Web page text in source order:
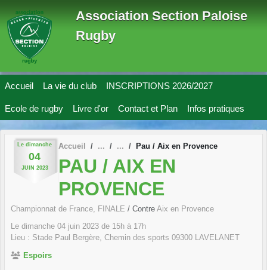
Association Section Paloise
Rugby
Accueil La vie du club INSCRIPTIONS 2026/2027
Ecole de rugby Livre d'or Contact et Plan Infos pratiques
Le dimanche
04
JUIN 2023
Accueil Pau / Aix en Provence
PAU / AIX EN
PROVENCE
Championnat de France, FINALE / Contre Aix en Provence
Le dimanche 04 juin 2023 de 15h à 17h
Lieu : Stade Paul Bergère, Chemin des sports 09300 LAVELANET
Espoirs